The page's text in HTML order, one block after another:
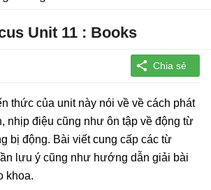
Unit 11 : Books
thức của unit này nói về về cách phát
nhịp điệu cũng như ôn tập về động từ
bị động. Bài viết cung cấp các từ
lưu ý cũng như hướng dẫn giải bài
khoa.